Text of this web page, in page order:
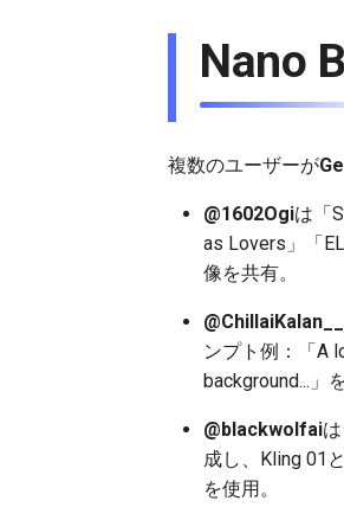
Nano
複数のユーザーが
@1602Ogiは「
as Lovers」「
像を共有。
@ChillaiKalan__
ンプト例：「A
background...」
@blackwolfai
成し、Kling 01
を使用。